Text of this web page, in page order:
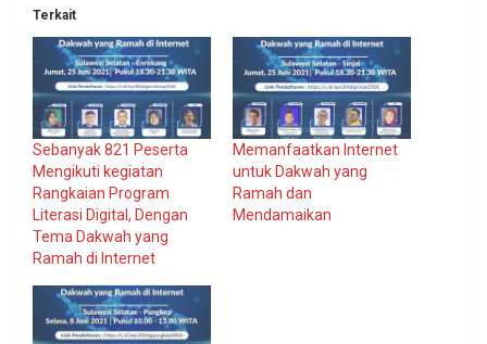
Terkait
Sebanyak 821 Peserta
Mengikuti kegiatan
Rangkaian Program
Literasi Digital, Dengan
Tema Dakwah yang
Ramah di Internet
Memanfaatkan Internet
untuk Dakwah yang
Ramah dan
Mendamaikan